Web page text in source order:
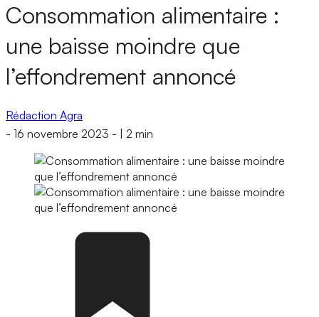
Consommation alimentaire :
une baisse moindre que
l’effondrement annoncé
Rédaction Agra
- 16 novembre 2023 - 2 min